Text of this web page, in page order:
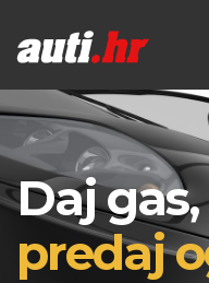
Daj gas,
predaj